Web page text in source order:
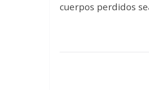
cuerpos perdidos